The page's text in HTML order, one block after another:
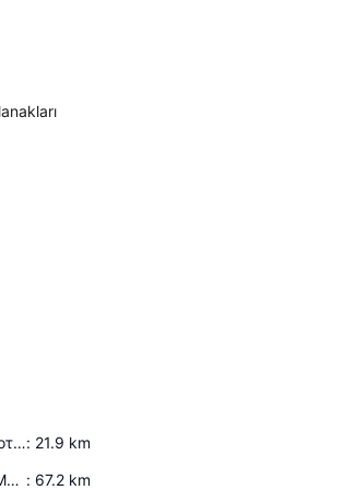
Αρχαία και Βυζαντινά τείχη της Ποτίδαιας: 21.9 km
Thessaloniki International Airport "Macedonia" : 67.2 km